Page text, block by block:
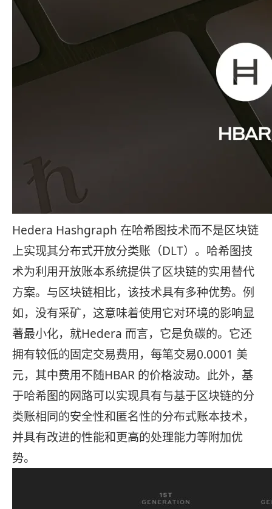
Hedera Hashgraph 在哈希图技术而不是区块链
上实现其分布式开放分类账（DLT）。哈希图技
术为利用开放账本系统提供了区块链的实用替代
方案。与区块链相比，该技术具有多种优势。例
如，没有采矿，这意味着使用它对环境的影响显
著最小化，就Hedera 而言，它是负碳的。它还
拥有较低的固定交易费用，每笔交易0.0001 美
元，其中费用不随HBAR 的价格波动。此外，基
于哈希图的网路可以实现具有与基于区块链的分
类账相同的安全性和匿名性的分布式账本技术，
并具有改进的性能和更高的处理能力等附加优
势。